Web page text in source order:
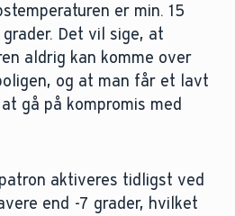
er min. 15
Det vil sige, at
aldrig kan komme over
og at man får et lavt
gå på kompromis med
aktiveres tidligst ved
end -7 grader, hvilket